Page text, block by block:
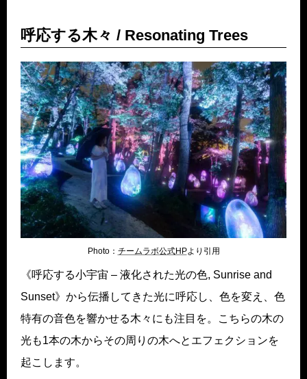
呼応する木々 / Resonating Trees
Photo： チームラボ公式HPより引用
《呼応する小宇宙 – 液化された光の色, Sunrise and
Sunset》から伝播してきた光に呼応し、色を変え、色
特有の音色を響かせる木々にも注目を。こちらの木の
光も1本の木からその周りの木へとエフェクションを
起こします。